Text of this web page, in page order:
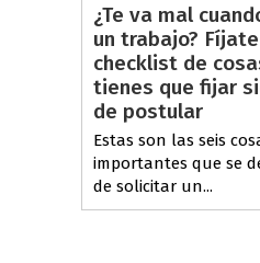
¿Te va mal
un trabajo?
checklist de
tienes que fijar
de postular
Estas son las seis
importantes que se
de solicitar un...